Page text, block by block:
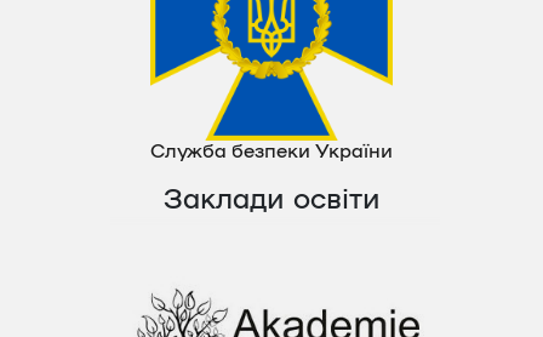
Служба безпеки України
Заклади освіти